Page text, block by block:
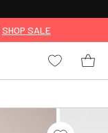
SHOP SALE